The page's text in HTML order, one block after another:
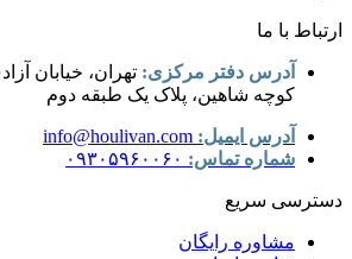
ارتباط با ما
آدرس دفتر مرکزی: تهران، خیابان
کوچه شاهین، پلاک یک طبقه دوم
آدرس ایمیل: info@houlivan.com
شماره تماس: ۰۹۳۰۵۹۶۰۰۶۰
دسترسی سریع
مشاوره رایگان